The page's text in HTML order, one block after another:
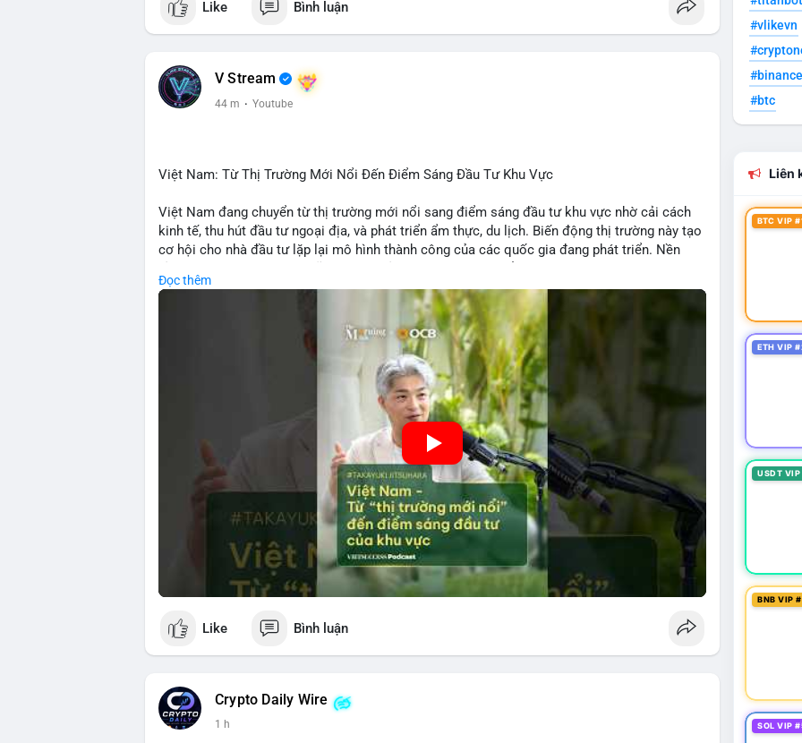
• LunarCrush: Ethereum, Solana, Dogecoin, Chainlink, Litecoin, Tesla, UFC, Premier League,
etc.
💬 DÒNG CHẢY TIN TỨC & TRUYỀN THÔNG:
• Telegram: US Senate tiến hành bỏ phiếu Clarity Act, IMF nói stablecoin địa phương tăng
nhu cầu.
crypto.
💡 NHẬN ĐỊNH & KHUYẾN NGHỊ:
• Tâm lý ngắn hạn: sợ hãi, giảm khối lượng, người bán tăng.
• Khuyến nghị: giữ cẩn thận, tránh short, tập trung vào stablecoin, theo dõi US legislation.
📊 Nguồn: Radar Tâm Lý Thị Trường
Like Bình luận
V Stream
45 m · Youtube
Việt Nam: Từ Thị Trường Mới Nổi Đến Điểm Sáng Đầu Tư Khu Vực
Việt Nam đang chuyển từ thị trường mới nổi sang điểm sáng đầu tư khu vực nhờ cải cách
kinh tế, thu hút đầu tư ngoại địa, và phát triển ẩm thực, du lịch. Biến động thị trường này tạo
cơ hội cho nhà đầu tư lặp lại mô hình thành công của các quốc gia đang phát triển. Nền
đầu tư toàn cầu.
Đọc thêm
Like Bình luận
Crypto Daily Wire
1 h
#vlikevn
#btc
Liên
BTC VIP
ETH VIP
USDT
BNB VIP
SOL VIP